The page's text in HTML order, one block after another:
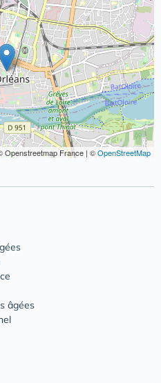
Openstreetmap France | ©OpenStreetMap
âgées